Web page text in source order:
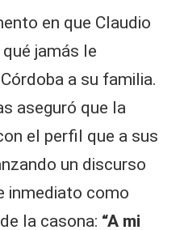
en que Claudio
jamás le
a su familia.
aseguró que la
el perfil que a sus
un discurso
inmediato como
la casona: “A mi